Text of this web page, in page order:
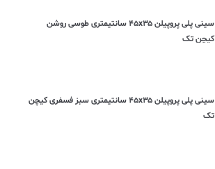
سینی پلی پروپیلن ۴۵x۳۵ سانتیمتری طوسی روشن
کیچن تک
سینی پلی پروپیلن ۴۵x۳۵ سانتیمتری سبز فسفری کیچن
تک